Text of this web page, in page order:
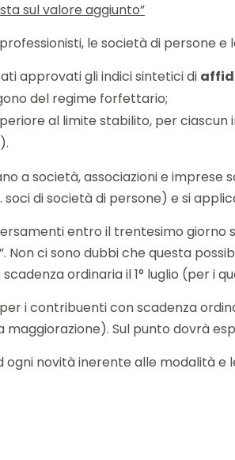
sul valore aggiunto”
le società di persone
approvati gli indici sintetici di
del regime forfettario;
al limite stabilito, per
a società, associazioni e imprese
soci di società di persone) e si
entro il trentesimo giorno
Non ci sono dubbi che questa
ordinaria il 1° luglio (per i
i contribuenti con scadenza
Sul punto dovrà
novità inerente alle modalità